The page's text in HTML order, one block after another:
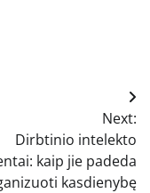
Next:
Dirbtinio intelekto
kaip jie padeda
kasdienybę